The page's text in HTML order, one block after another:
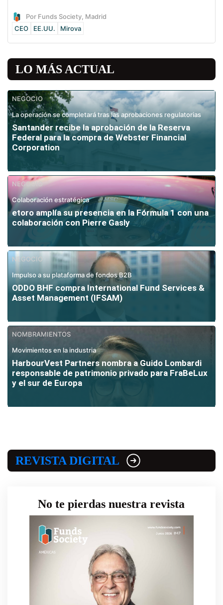
Por Funds Society, Madrid
CEO
EE.UU. Mirova
LO MÁS ACTUAL
NEGOCIO
La operación se completará tras las aprobaciones regulatorias
Santander recibe la aprobación de la Reserva
Federal para la compra de Webster Financial
Corporation
NEGOCIO
Colaboración estratégica
etoro amplía su presencia en la Fórmula 1 con una
colaboración con Pierre Gasly
NEGOCIO
Impulso a su plataforma de fondos B2B
ODDO BHF compra International Fund Services &
Asset Management (IFSAM)
NOMBRAMIENTOS
Movimientos en la industria
HarbourVest Partners nombra a Guido Lombardi
responsable de patrimonio privado para FraBeLux
y el sur de Europa
REVISTA DIGITAL
No te pierdas nuestra revista